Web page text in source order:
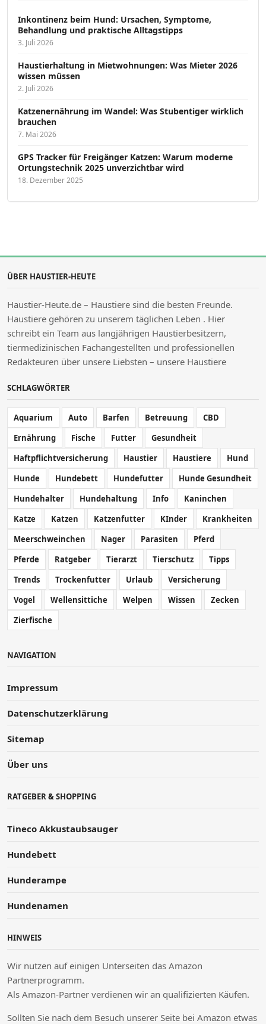
Inkontinenz beim Hund: Ursachen, Symptome,
Behandlung und praktische Alltagstipps
3. Juli 2026
Haustierhaltung in Mietwohnungen: Was Mieter 2026
wissen müssen
2. Juli 2026
Katzenernährung im Wandel: Was Stubentiger wirklich
brauchen
7. Mai 2026
GPS Tracker für Freigänger Katzen: Warum moderne
Ortungstechnik 2025 unverzichtbar wird
18. Dezember 2025
ÜBER HAUSTIER-HEUTE
Haustier-Heute.de – Haustiere sind die besten Freunde.
Haustiere gehören zu unserem täglichen Leben . Hier
schreibt ein Team aus langjährigen Haustierbesitzern,
tiermedizinischen Fachangestellten und professionellen
Redakteuren über unsere Liebsten – unsere Haustiere
SCHLAGWÖRTER
Aquarium Auto Barfen Betreuung
CBD
Ernährung
Fische Futter
Gesundheit
Haftpflichtversicherung
Haustier Haustiere
Hund
Hunde
Hundebett Hundefutter
Hunde Gesundheit
Hundehalter
Hundehaltung Info
Kaninchen
Katze
Katzen Katzenfutter KInder
Krankheiten
Meerschweinchen
Nager Parasiten
Pferd
Pferde
Ratgeber Tierarzt Tierschutz
Tipps
Trends
Trockenfutter Urlaub
Versicherung
Vogel
Wellensittiche Welpen Wissen
Zecken
Zierfische
NAVIGATION
Impressum
Datenschutzerklärung
Sitemap
Über uns
RATGEBER & SHOPPING
Tineco Akkustaubsauger
Hundebett
Hunderampe
Hundenamen
HINWEIS
Wir nutzen auf einigen Unterseiten das Amazon
Partnerprogramm.
Als Amazon-Partner verdienen wir an qualifizierten Käufen.
Sollten Sie nach dem Besuch unserer Seite bei Amazon etwas